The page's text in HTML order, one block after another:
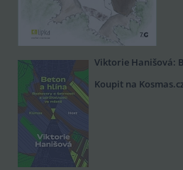
Viktorie Hanišová:
Koupit na